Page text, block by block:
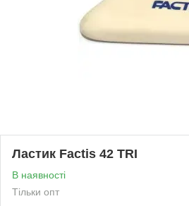
Ластик Factis 42 TRI
В наявності
Тільки опт